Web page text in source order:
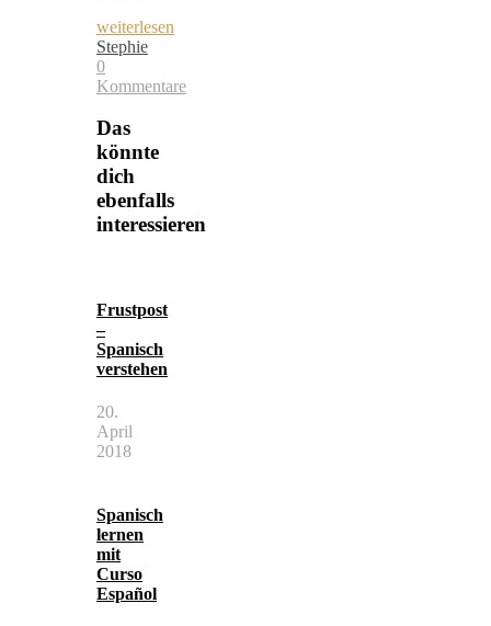
weiterlesen
Stephie
0
Kommentare
Das
könnte
dich
ebenfalls
interessieren
Frustpost
–
Spanisch
verstehen
20.
April
2018
Spanisch
lernen
mit
Curso
Español